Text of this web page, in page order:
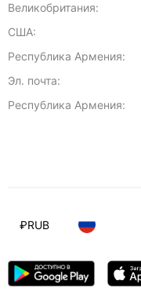
Великобритания:
США:
Республика Армения:
Эл. почта:
Республика Армения:
₽RUB